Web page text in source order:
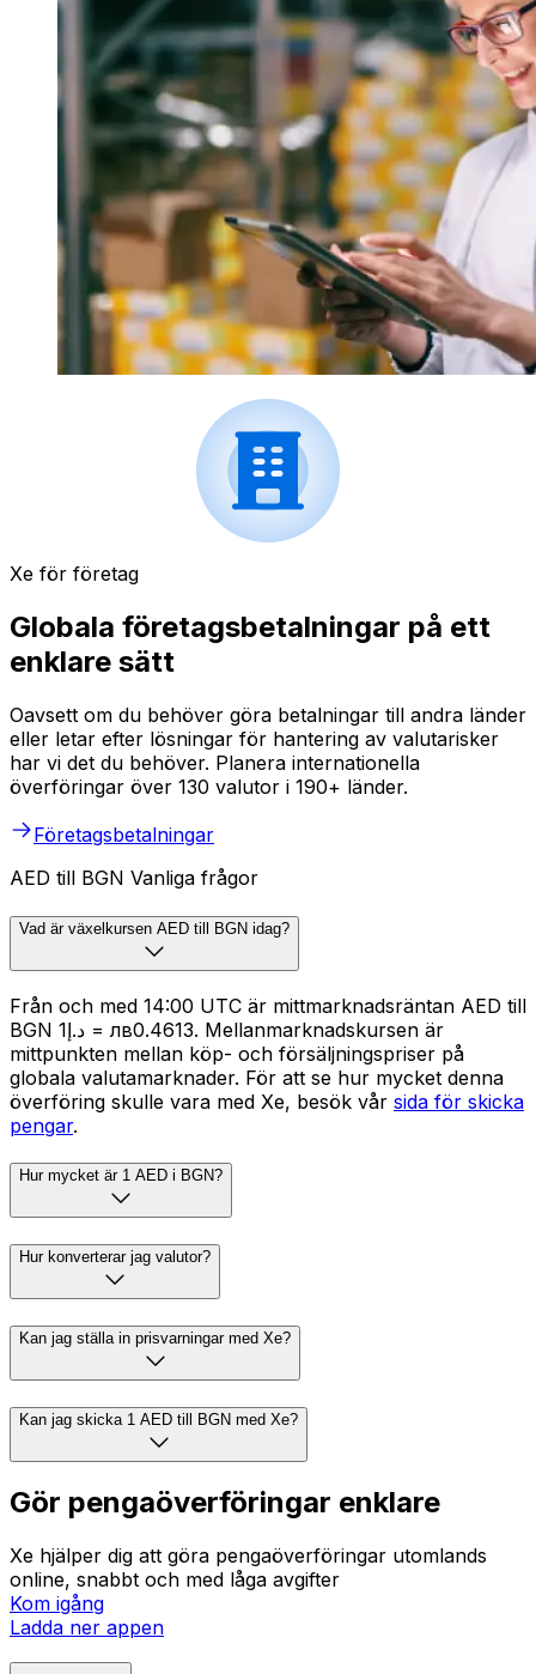
Xe för företag
Globala företagsbetalningar på ett
enklare sätt
Oavsett om du behöver göra betalningar till andra länder
eller letar efter lösningar för hantering av valutarisker
har vi det du behöver. Planera internationella
överföringar över 130 valutor i 190+ länder.
Företagsbetalningar
AED till BGN Vanliga frågor
Vad är växelkursen AED till BGN idag?
Från och med 14:00 UTC är mittmarknadsräntan AED till
BGN د.إ1 = лв0.4613. Mellanmarknadskursen är
mittpunkten mellan köp- och försäljningspriser på
globala valutamarknader. För att se hur mycket denna
överföring skulle vara med Xe, besök vår sida för skicka
pengar.
Hur mycket är 1 AED i BGN?
Hur konverterar jag valutor?
Kan jag ställa in prisvarningar med Xe?
Kan jag skicka 1 AED till BGN med Xe?
Gör pengaöverföringar enklare
Xe hjälper dig att göra pengaöverföringar utomlands
online, snabbt och med låga avgifter
Kom igång
Ladda ner appen